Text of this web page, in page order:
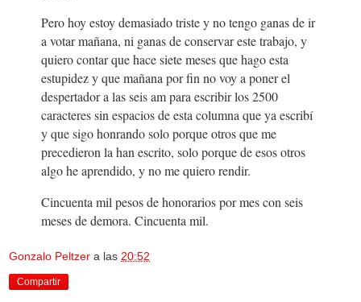
Pero hoy estoy demasiado triste y no tengo ganas de ir
a votar mañana, ni ganas de conservar este trabajo, y
quiero contar que hace siete meses que hago esta
estupidez y que mañana por fin no voy a poner el
despertador a las seis am para escribir los 2500
caracteres sin espacios de esta columna que ya escribí
y que sigo honrando solo porque otros que me
precedieron la han escrito, solo porque de esos otros
algo he aprendido, y no me quiero rendir.
Cincuenta mil pesos de honorarios por mes con seis
meses de demora. Cincuenta mil.
Gonzalo Peltzer a las 20:52
Compartir